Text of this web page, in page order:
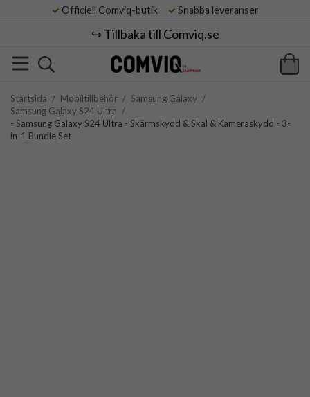
Officiell Comviq-butik Snabba leveranser
↪️ Tillbaka till Comviq.se
Startsida / Mobiltillbehör / Samsung Galaxy /
Samsung Galaxy S24 Ultra /
- Samsung Galaxy S24 Ultra - Skärmskydd & Skal & Kameraskydd - 3-
in-1 Bundle Set